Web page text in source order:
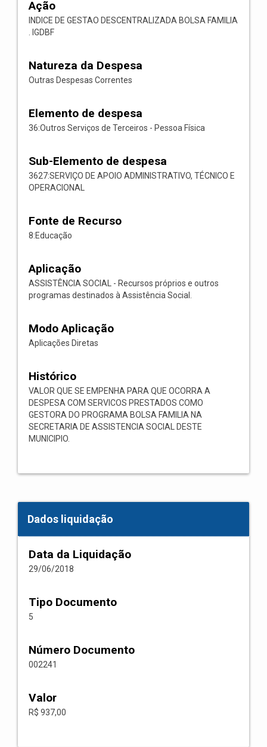
Ação
INDICE DE GESTAO DESCENTRALIZADA BOLSA FAMILIA
. IGDBF
Natureza da Despesa
Outras Despesas Correntes
Elemento de despesa
36:Outros Serviços de Terceiros - Pessoa Física
Sub-Elemento de despesa
3627:SERVIÇO DE APOIO ADMINISTRATIVO, TÉCNICO E
OPERACIONAL
Fonte de Recurso
8:Educação
Aplicação
ASSISTÊNCIA SOCIAL - Recursos próprios e outros
programas destinados à Assistência Social.
Modo Aplicação
Aplicações Diretas
Histórico
VALOR QUE SE EMPENHA PARA QUE OCORRA A
DESPESA COM SERVICOS PRESTADOS COMO
GESTORA DO PROGRAMA BOLSA FAMILIA NA
SECRETARIA DE ASSISTENCIA SOCIAL DESTE
MUNICIPIO.
Dados liquidação
Data da Liquidação
29/06/2018
Tipo Documento
5
Número Documento
002241
Valor
R$ 937,00